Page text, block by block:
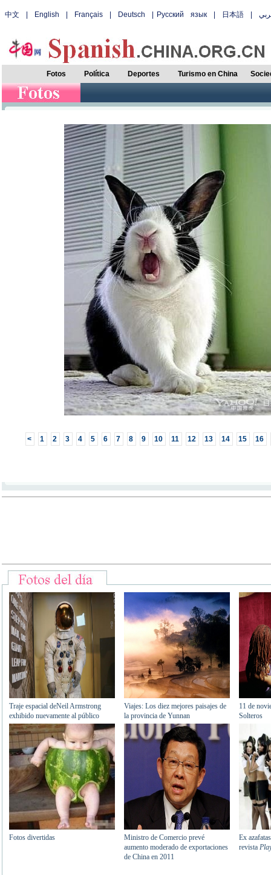
中文 English Français Deutsch Русский язык 日本語
Fotos Política Deportes Turismo en China
< 1 2 3 4 5 6 7 8 9 10 11 12 13 14 15 16